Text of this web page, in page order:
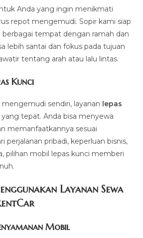
Anda yang ingin menikmati
repot mengemudi. Sopir kami siap
tempat dengan ramah dan
lebih santai dan fokus pada tujuan
tentang arah atau lalu lintas.
Kunci
mengemudi sendiri, layanan lepas
yang tepat. Anda bisa menyewa
memanfaatkannya sesuai
perjalanan pribadi, keperluan bisnis,
pilihan mobil lepas kunci memberi
Layanan Sewa
Mobil